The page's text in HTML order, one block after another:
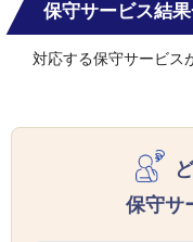
保守サービス結
対応する保守サービス
保守サ